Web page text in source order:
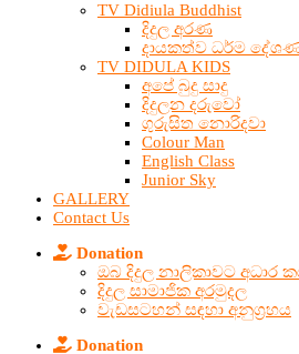
TV Didiula Buddhist
දිදුල අරණ
දායකත්ව ධර්ම
TV DIDULA KIDS
අපේ බුදු සාදු
දිදුලන දරුවෝ
ගුරුසිත නොරිදවා
Colour Man
English Class
Junior Sky
GALLERY
Contact Us
Donation
ඔබ දිදුල නාලිකාවට අධාර
දිදුල සාමාජික අරමුදල
වැඩසටහන් සඳහා අනුග්‍රහය
Donation